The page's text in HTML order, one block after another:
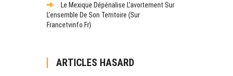
Le Mexique Dépénalise L’avortement Sur
L’ensemble De Son Territoire (sur
Francetvinfo.fr)
ARTICLES HASARD